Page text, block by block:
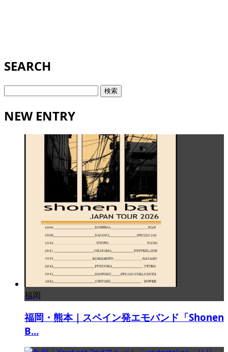
SEARCH
検
NEW ENTRY
福岡
福岡・熊本｜スペイン発エモバンド「Shonen
B...